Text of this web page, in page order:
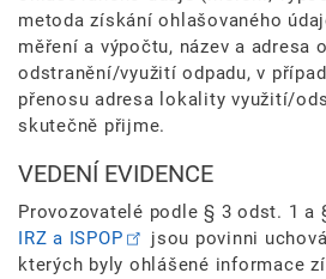
metoda získání ohlašovaného
měření a výpočtu, název a adresa
odstranění/využití odpadu, v
přenosu adresa lokality využití/
skutečně přijme.
VEDENÍ EVIDENCE
Provozovatelé podle § 3 odst. 1 a
IRZ a ISPOP
jsou povinni
kterých byly ohlášené informace